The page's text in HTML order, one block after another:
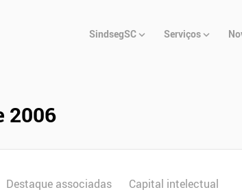
Principal
SindsegSC Serviços
2006
Destaque associadas Capital intelectual